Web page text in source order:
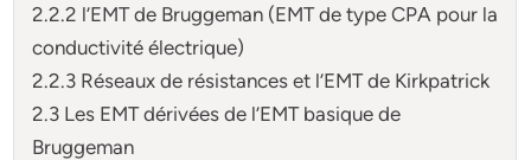
2.2.2 l’EMT de Bruggeman (EMT de type CPA pour la
conductivité électrique)
2.2.3 Réseaux de résistances et l’EMT de Kirkpatrick
2.3 Les EMT dérivées de l’EMT basique de
Bruggeman